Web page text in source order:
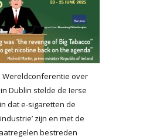
Wereldconferentie over
Dublin stelde de Ierse
dat e-sigaretten de
zijn en met de
bestreden